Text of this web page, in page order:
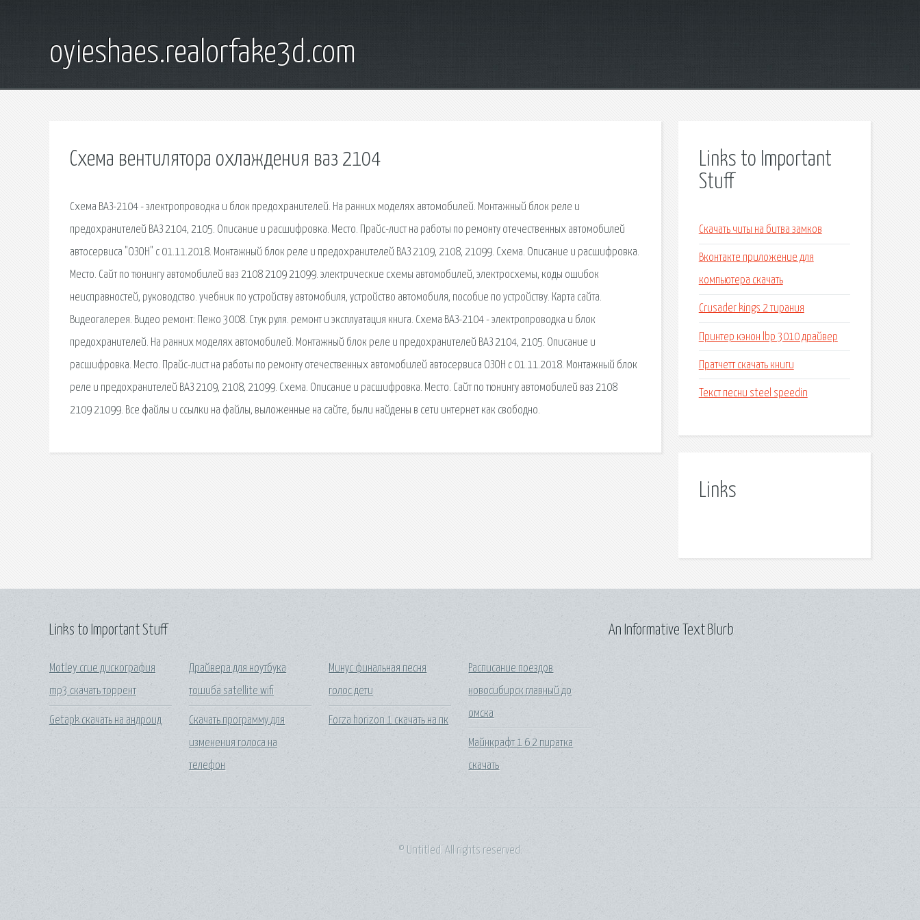
oyieshaes.realorfake3d.com
Схема вентилятора охлаждения ваз 2104
Схема ВАЗ-2104 - электропроводка и блок предохранителей. На ранних моделях автомобилей. Монтажный блок реле и
предохранителей ВАЗ 2104, 2105. Описание и расшифровка. Место. Прайс-лист на работы по ремонту отечественных автомобилей
автосервиса "ОЗОН" с 01.11.2018. Монтажный блок реле и предохранителей ВАЗ 2109, 2108, 21099. Схема. Описание и расшифровка.
Место. Сайт по тюнингу автомобилей ваз 2108 2109 21099. электрические схемы автомобилей, электросхемы, коды ошибок
неисправностей, руководство. учебник по устройству автомобиля, устройство автомобиля, пособие по устройству. Карта сайта.
Видеогалерея. Видео ремонт: Пежо 3008. Стук руля. ремонт и эксплуатация книга. Схема ВАЗ-2104 - электропроводка и блок
предохранителей. На ранних моделях автомобилей. Монтажный блок реле и предохранителей ВАЗ 2104, 2105. Описание и
расшифровка. Место. Прайс-лист на работы по ремонту отечественных автомобилей автосервиса ОЗОН с 01.11.2018. Монтажный блок
реле и предохранителей ВАЗ 2109, 2108, 21099. Схема. Описание и расшифровка. Место. Сайт по тюнингу автомобилей ваз 2108
2109 21099. Все файлы и ссылки на файлы, выложенные на сайте, были найдены в сети интернет как свободно.
Links to Important
Stuff
Скачать читы на битва замков
Вконтакте приложение для
компьютера скачать
Crusader kings 2 тирания
Принтер кэнон lbp 3010 драйвер
Пратчетт скачать книги
Текст песни steel speedin
Links
Links to Important Stuff
Motley crue дискография
mp3 скачать торрент
Getapk скачать на андроид
Драйвера для ноутбука
тошиба satellite wifi
Скачать программу для
изменения голоса на
телефон
Минус финальная песня
голос дети
Forza horizon 1 скачать на пк
Расписание поездов
новосибирск главный до
омска
Майнкрафт 1 6 2 пиратка
скачать
An Informative Text Blurb
© Untitled. All rights reserved.